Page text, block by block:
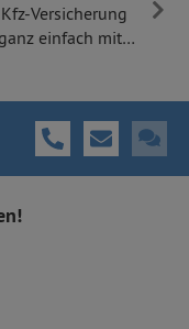
Versicherung
einfach mit